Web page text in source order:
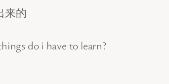
来的
do i have to learn?